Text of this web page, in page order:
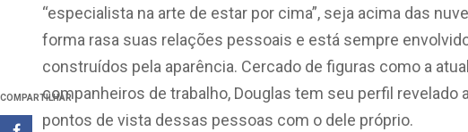
COMPARTILHAR
“especialista na arte de estar por cima”, seja acima das
forma rasa suas relações pessoais e está sempre
construídos pela aparência. Cercado de figuras como a
companheiros de trabalho, Douglas tem seu perfil
pontos de vista dessas pessoas com o dele próprio.